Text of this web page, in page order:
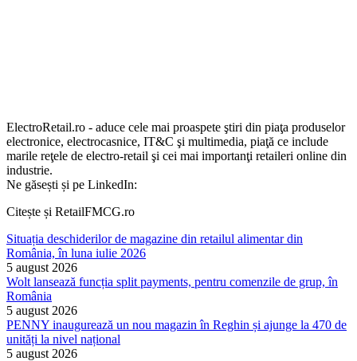
ElectroRetail.ro - aduce cele mai proaspete ştiri din piaţa produselor
electronice, electrocasnice, IT&C şi multimedia, piaţă ce include
marile reţele de electro-retail şi cei mai importanţi retaileri online din
industrie.
Ne găsești și pe LinkedIn:
Citește și RetailFMCG.ro
Situația deschiderilor de magazine din retailul alimentar din
România, în luna iulie 2026
5 august 2026
Wolt lansează funcția split payments, pentru comenzile de grup, în
România
5 august 2026
PENNY inaugurează un nou magazin în Reghin și ajunge la 470 de
unități la nivel național
5 august 2026